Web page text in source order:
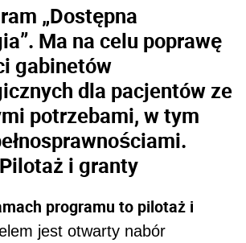
„Dostępna
Ma na celu poprawę
gabinetów
dla pacjentów ze
potrzebami, w tym
i granty
programu to pilotaż i
jest otwarty nabór